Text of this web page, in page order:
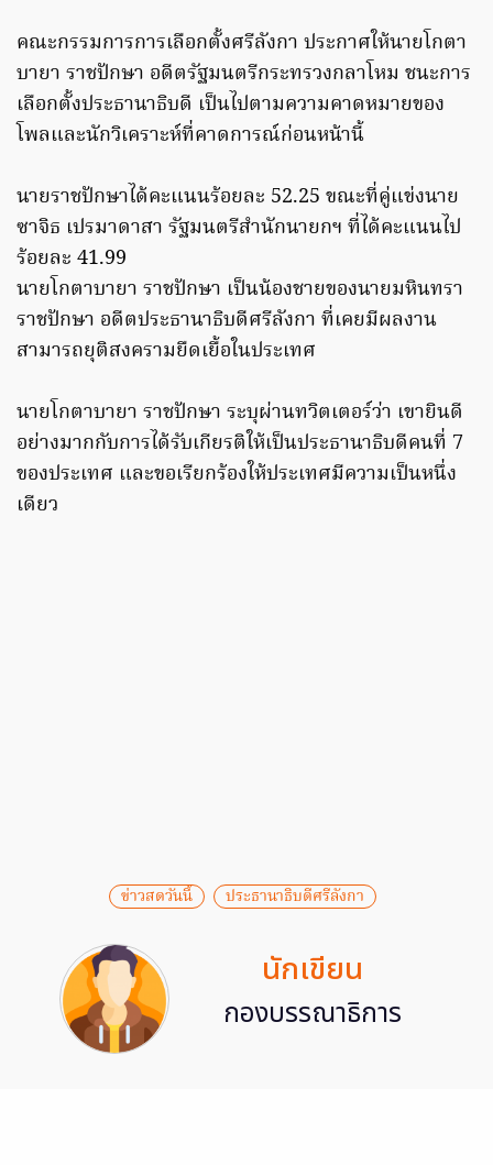
คณะกรรมการการเลือกตั้งศรีลังกา ประกาศให้นายโกตา
บายา ราชปักษา อดีตรัฐมนตรีกระทรวงกลาโหม ชนะการ
เลือกตั้งประธานาธิบดี เป็นไปตามความคาดหมายของ
โพลและนักวิเคราะห์ที่คาดการณ์ก่อนหน้านี้
นายราชปักษาได้คะแนนร้อยละ 52.25 ขณะที่คู่แข่งนาย
ซาจิธ เปรมาดาสา รัฐมนตรีสำนักนายกฯ ที่ได้คะแนนไป
ร้อยละ 41.99
นายโกตาบายา ราชปักษา เป็นน้องชายของนายมหินทรา
ราชปักษา อดีตประธานาธิบดีศรีลังกา ที่เคยมีผลงาน
สามารถยุติสงครามยืดเยื้อในประเทศ
นายโกตาบายา ราชปักษา ระบุผ่านทวิตเตอร์ว่า เขายินดี
อย่างมากกับการได้รับเกียรติให้เป็นประธานาธิบดีคนที่ 7
ของประเทศ และขอเรียกร้องให้ประเทศมีความเป็นหนึ่ง
เดียว
ข่าวสดวันนี้ ประธานาธิบดีศรีลังกา
นักเขียน
กองบรรณาธิการ